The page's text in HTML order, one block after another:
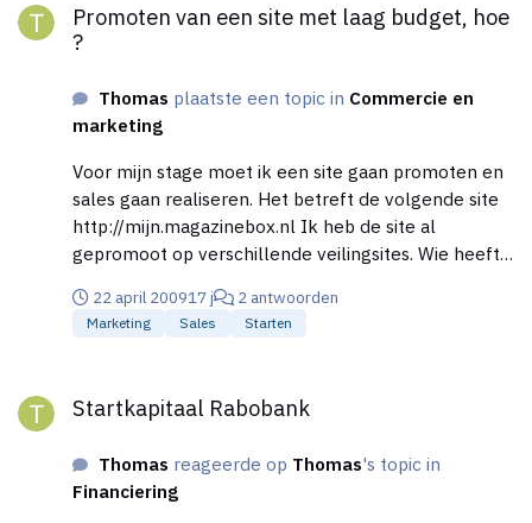
verduisteren ? Heeft iemand tips voor mij om een
boekhouder te controleren of hij zijn werk eerlijk
Promoten van een site met laag budget, hoe
?
Thomas plaatste een topic in Commercie en
marketing
Voor mijn stage moet ik een site gaan promoten en
sales gaan realiseren. Het betreft de volgende site
http://mijn.magazinebox.nl Ik heb de site al
gepromoot op verschillende veilingsites. Wie heeft
heb een max budget van 2 euro per sale. Tevens
maak ik reclame via google adwords.
22 april 200917 j 2 antwoorden
Marketing Sales Starten
Startkapitaal Rabobank
Thomas reageerde op Thomas's topic in
Financiering